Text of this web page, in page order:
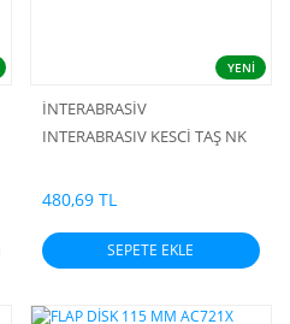
YENİ
İNTERABRASİV
INTERABRASIV KESCİ TAŞ NK
480,69 TL
SEPETE EKLE